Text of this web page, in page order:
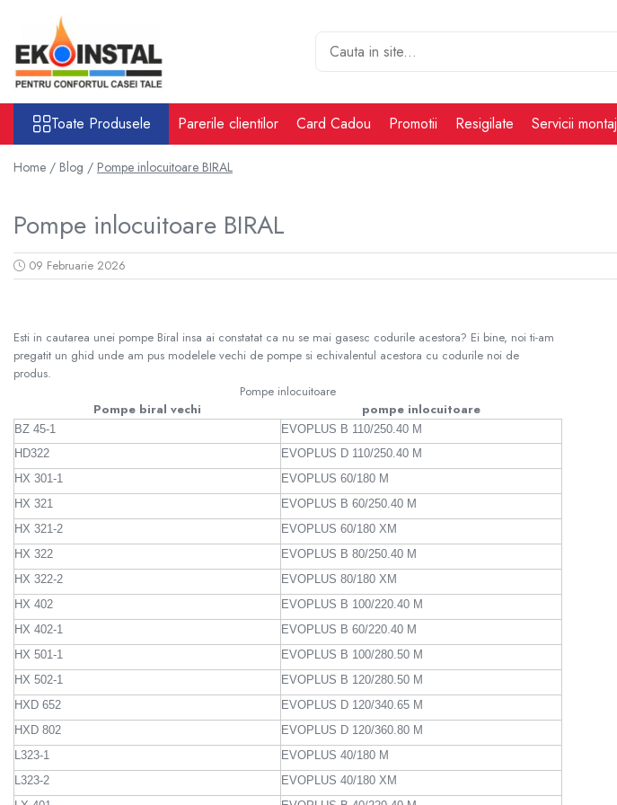
Toate Produsele
Rezervoare Stocare apa Valpurio
Camin pentru put de apa
pluvială, bazine pentru stocare și
irigații
Sisteme-Rezervoare ioni argint
Accesorii cabine put rezervoare
Accesorii Filtre apa
Accesorii Statii osmoza
Sisteme filtrare apa Debite Mari
Sisteme filtrare apa In Trepte
Consumabile Statii medii filtrante
Consumabile Statii osmoza
Statii filtrare apa cu medii filtrante
Statii si Sisteme dezinfectie apa
Dedurizatoare Apa
Osmoza inversa rezidential
Accesorii consumabile osmoza
inversa
Ultrafiltrare recomandat pentru
apa de retea
Cartuse si Filtre filtrare apa
Echipamente HORECA
Filtre apa cu purjare
Toate Produsele Parerile clientilor Card Cadou Promotii Resigilate Servicii montaj
Home / Blog / Pompe inlocuitoare BIRAL
Pompe inlocuitoare BIRAL
09 Februarie 2026
Esti in cautarea unei pompe Biral insa ai constatat ca nu se mai gasesc codurile acestora? Ei bine, noi ti-am
pregatit un ghid unde am pus modelele vechi de pompe si echivalentul acestora cu codurile noi de
produs.
Pompe inlocuitoare
Pompe biral vechi
pompe inlocuitoare
BZ 45-1
EVOPLUS B 110/250.40 M
HD322
EVOPLUS D 110/250.40 M
HX 301-1
EVOPLUS 60/180 M
HX 321
EVOPLUS B 60/250.40 M
HX 321-2
EVOPLUS 60/180 XM
HX 322
EVOPLUS B 80/250.40 M
HX 322-2
EVOPLUS 80/180 XM
HX 402
EVOPLUS B 100/220.40 M
HX 402-1
EVOPLUS B 60/220.40 M
HX 501-1
EVOPLUS B 100/280.50 M
HX 502-1
EVOPLUS B 120/280.50 M
HXD 652
EVOPLUS D 120/340.65 M
HXD 802
EVOPLUS D 120/360.80 M
L323-1
EVOPLUS 40/180 M
L323-2
EVOPLUS 40/180 XM